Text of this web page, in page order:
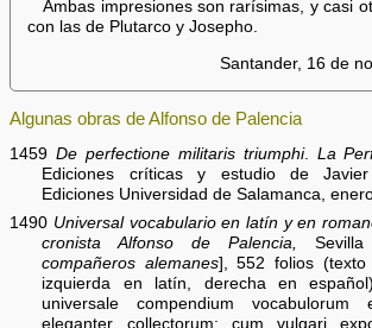
Ambas impresiones son rarísimas, y casi
con las de Plutarco y Josepho.
Santander, 16 de
Algunas obras de Alfonso de Palencia
1459De perfectione militaris triumphi. La
Ediciones críticas y estudio de
Ediciones Universidad de Salamanca,
1490 Universal vocabulario en latín y en
cronista Alfonso de Palencia,
compañeros alemanes], 552 folios (texto
izquierda en latín, derecha en
universale compendium
eleganter collectorum: cum vulgari